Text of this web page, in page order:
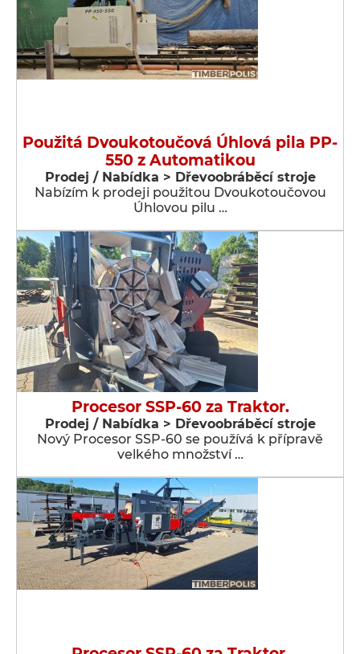
Použitá Dvoukotoučová Úhlová pila PP-
550 z Automatikou
Prodej / Nabídka > Dřevoobráběcí stroje
Nabízím k prodeji použitou Dvoukotoučovou
Úhlovou pilu …
Procesor SSP-60 za Traktor.
Prodej / Nabídka > Dřevoobráběcí stroje
Nový Procesor SSP-60 se používá k přípravě
velkého množství …